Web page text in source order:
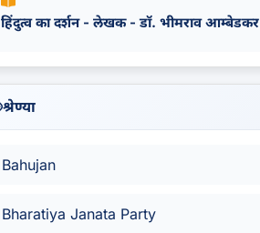
हिंदुत्व का दर्शन - लेखक - डॉ. भीमराव आम्बेडकर
श्रेण्या
Bahujan
Bharatiya Janata Party